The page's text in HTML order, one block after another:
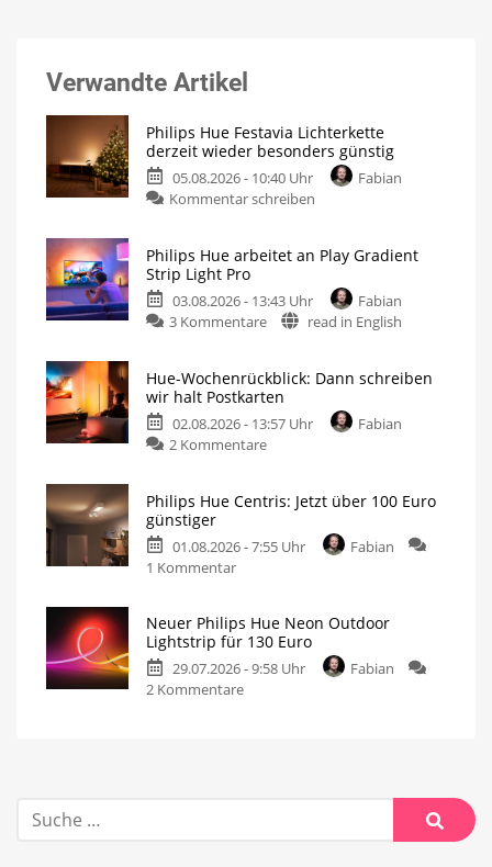
Verwandte Artikel
Philips Hue Festavia Lichterkette
derzeit wieder besonders günstig
05.08.2026 - 10:40 Uhr
Fabian
Kommentar schreiben
Philips Hue arbeitet an Play Gradient
Strip Light Pro
03.08.2026 - 13:43 Uhr
Fabian
3 Kommentare
read in English
Hue-Wochenrückblick: Dann schreiben
wir halt Postkarten
02.08.2026 - 13:57 Uhr
Fabian
2 Kommentare
Philips Hue Centris: Jetzt über 100 Euro
günstiger
01.08.2026 - 7:55 Uhr
Fabian
1 Kommentar
Neuer Philips Hue Neon Outdoor
Lightstrip für 130 Euro
29.07.2026 - 9:58 Uhr
Fabian
2 Kommentare